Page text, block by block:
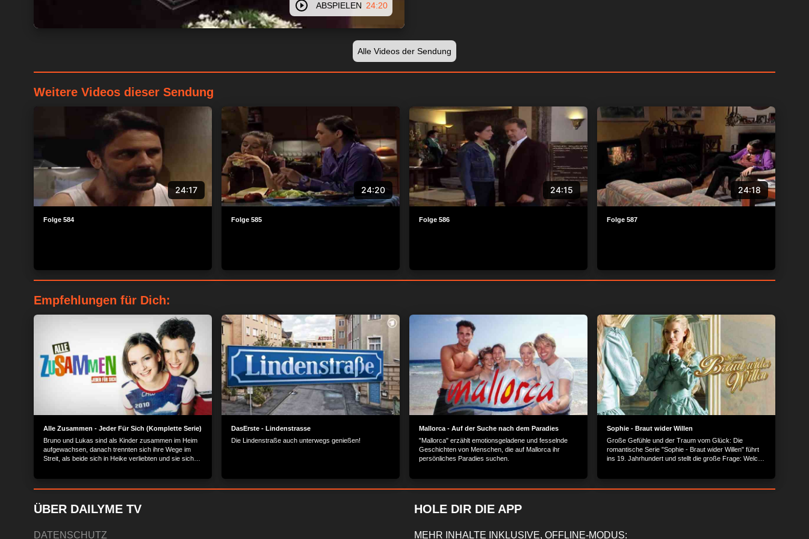
ABSPIELEN 24:20
Alle Videos der Sendung
Weitere Videos dieser Sendung
24:17
Folge 584
24:20
Folge 585
24:15
Folge 586
24:18
Folge 587
Empfehlungen für Dich:
Alle Zusammen - Jeder Für Sich (Komplette Serie)
Bruno und Lukas sind als Kinder zusammen im Heim
aufgewachsen, danach trennten sich ihre Wege im
Streit, als beide sich in Heike verliebten und sie sich
DasErste - Lindenstrasse
Die Lindenstraße auch unterwegs genießen!
Mallorca - Auf der Suche nach dem Paradies
"Mallorca" erzählt emotionsgeladene und fesselnde
Geschichten von Menschen, die auf Mallorca ihr
persönliches Paradies suchen.
Sophie - Braut wider Willen
Große Gefühle und der Traum vom Glück: Die
romantische Serie "Sophie - Braut wider Willen" führt
ins 19. Jahrhundert und stellt die große Frage: Welche
ÜBER DAILYME TV
DATENSCHUTZ
HOLE DIR DIE APP
MEHR INHALTE INKLUSIVE, OFFLINE-MODUS: